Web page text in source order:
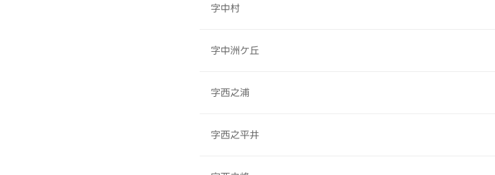
字中村
字中洲ケ丘
字西之浦
字西之平井